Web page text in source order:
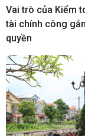
Vai trò của Kiểm
tài chính công
quyền